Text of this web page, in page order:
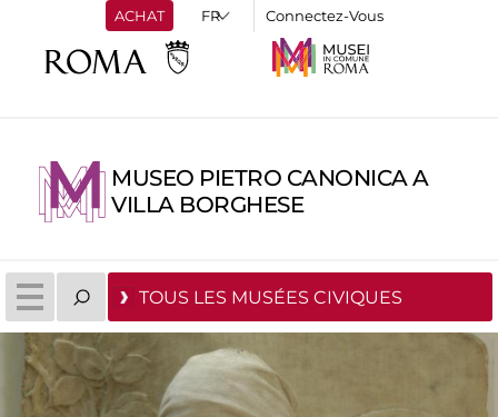
ACHAT Connectez-Vous
MUSEO PIETRO CANONICA A
VILLA BORGHESE
TOUS LES MUSÉES CIVIQUES